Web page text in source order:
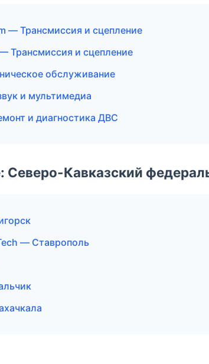
— Трансмиссия и сцепление
Трансмиссия и сцепление
обслуживание
и мультимедиа
и диагностика ДВС
Северо-Кавказский
— Ставрополь